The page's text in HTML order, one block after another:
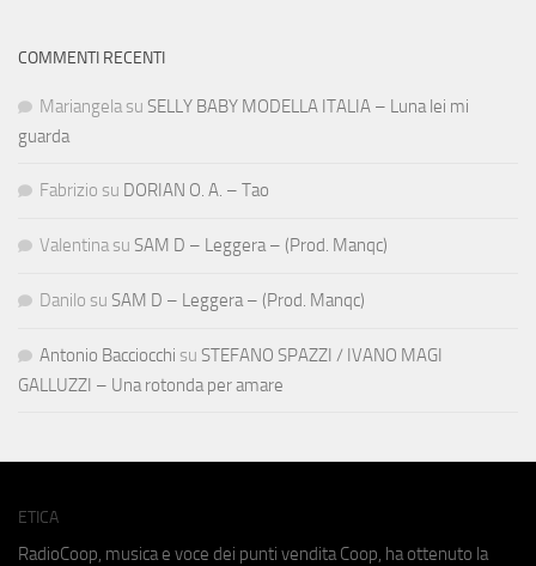
COMMENTI RECENTI
Mariangela su SELLY BABY MODELLA ITALIA – Luna lei mi
guarda
Fabrizio su DORIAN O. A. – Tao
Valentina su SAM D – Leggera – (Prod. Manqc)
Danilo su SAM D – Leggera – (Prod. Manqc)
Antonio Bacciocchi su STEFANO SPAZZI / IVANO MAGI
GALLUZZI – Una rotonda per amare
ETICA
RadioCoop, musica e voce dei punti vendita Coop, ha ottenuto la